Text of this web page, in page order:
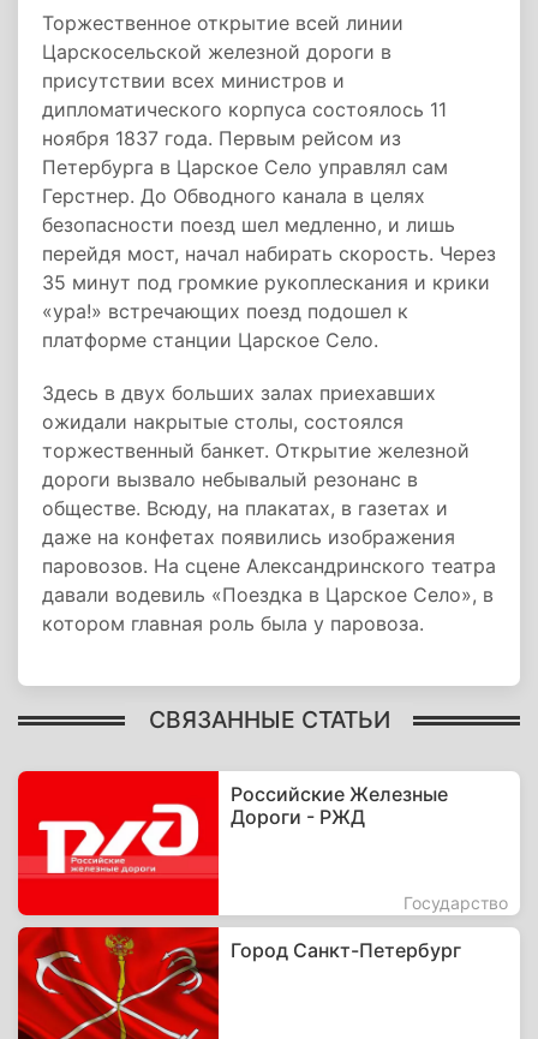
Торжественное открытие всей линии
Царскосельской железной дороги в
присутствии всех министров и
дипломатического корпуса состоялось 11
ноября 1837 года. Первым рейсом из
Петербурга в Царское Село управлял сам
Герстнер. До Обводного канала в целях
безопасности поезд шел медленно, и лишь
перейдя мост, начал набирать скорость. Через
35 минут под громкие рукоплескания и крики
«ура!» встречающих поезд подошел к
платформе станции Царское Село.
Здесь в двух больших залах приехавших
ожидали накрытые столы, состоялся
торжественный банкет. Открытие железной
дороги вызвало небывалый резонанс в
обществе. Всюду, на плакатах, в газетах и
даже на конфетах появились изображения
паровозов. На сцене Александринского театра
давали водевиль «Поездка в Царское Село», в
котором главная роль была у паровоза.
СВЯЗАННЫЕ СТАТЬИ
Российские Железные
Дороги - РЖД
Государство
Город Санкт-Петербург